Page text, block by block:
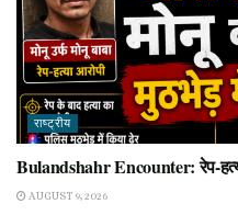
राष्ट्रीय
Bulandshahr Encounter: रेप-
AUGUST 9, 2026